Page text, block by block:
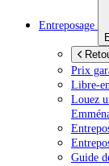
Entreposage
Prix
Libre-
Louez
Guide